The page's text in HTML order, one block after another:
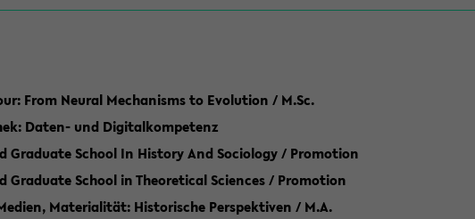
From Neural Mechanisms to Evolution / M.Sc.
Daten- und Digitalkompetenz
Graduate School In History And Sociology / Promotion
Graduate School in Theoretical Sciences / Promotion
Materialität: Historische Perspektiven / M.A.